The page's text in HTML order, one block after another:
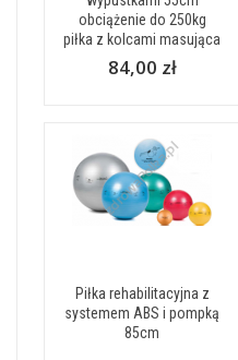
obciążenie do 250kg
piłka z kolcami masująca
84,00 zł
Piłka rehabilitacyjna z
systemem ABS i pompką
85cm